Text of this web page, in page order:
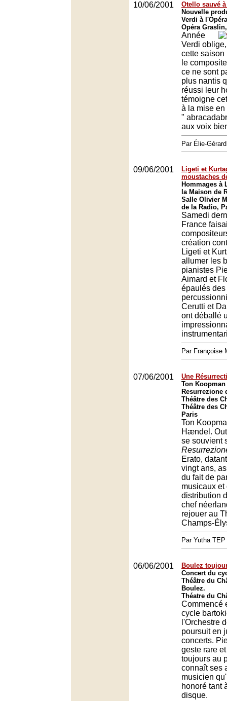
10/06/2001
Otello sauvé
Nouvelle
Verdi à
Opéra
Année
Verdi
cette saison
le
ce ne sont
plus nantis
réussi leur
témoigne
à la mise en
"
aux voix
Par Élie-
09/06/2001
Ligeti et
moustaches
Hommages à
la Maison de
Salle Olivier
de la Radio,
Samedi
France
création
Ligeti et
allumer les
pianistes
Aimard et
épaulés des
Cerutti et
ont déballé
Par Françoise
07/06/2001
Une
Ton
Resurrezione
Théâtre des
Théâtre des
Paris
Ton
Hændel.
se souvient
Erato,
vingt ans,
du fait de
musicaux et
distribution
chef
rejouer au
Champs-
Par Yutha TEP
06/06/2001
Boulez
Concert du
Théâtre du
Boulez.
Théatre du
Commencé
cycle
l'Orchestre
poursuit en
concerts.
geste rare
toujours au
connaît ses
musicien
honoré tant
disque.